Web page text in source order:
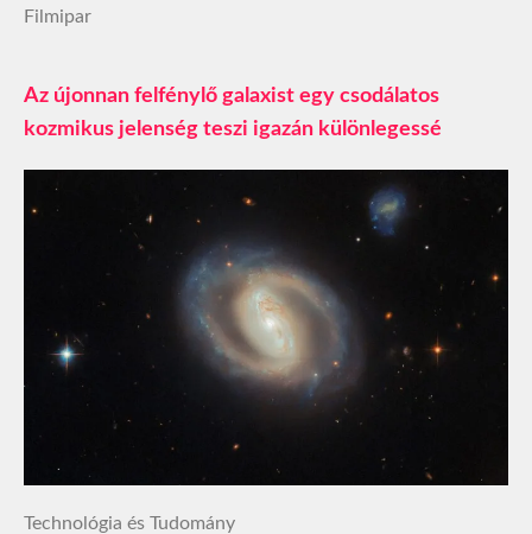
Filmipar
Az újonnan felfénylő galaxist egy csodálatos
kozmikus jelenség teszi igazán különlegessé
Technológia és Tudomány